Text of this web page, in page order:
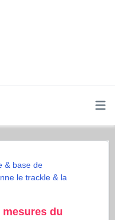
& base de
le trackle & la
du